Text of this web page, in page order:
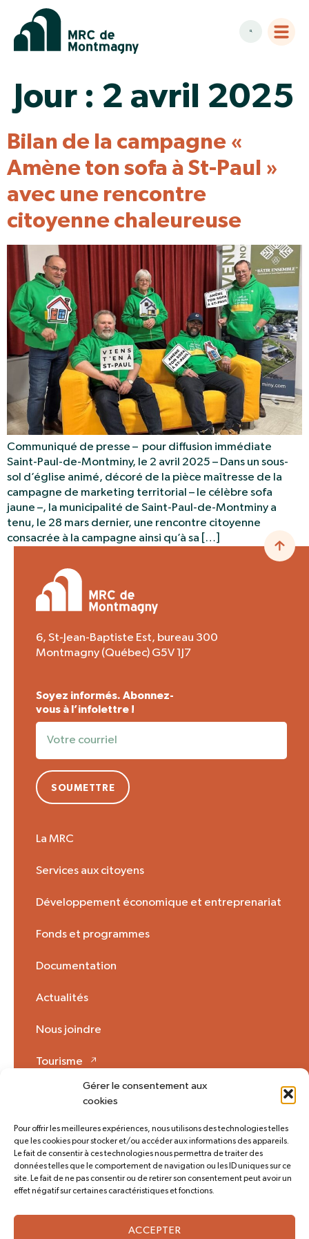
Gérer le consentement aux
cookies
Pour offrir les meilleures expériences, nous utilisons des technologies telles
que les cookies pour stocker et/ou accéder aux informations des appareils.
Le fait de consentir à ces technologies nous permettra de traiter des
données telles que le comportement de navigation ou les ID uniques sur ce
site. Le fait de ne pas consentir ou de retirer son consentement peut avoir un
effet négatif sur certaines caractéristiques et fonctions.
ACCEPTER
Jour : 2 avril 2025
Bilan de la campagne «
Amène ton sofa à St-Paul »
avec une rencontre
citoyenne chaleureuse
Communiqué de presse – pour diffusion immédiate
Saint-Paul-de-Montminy, le 2 avril 2025 – Dans un sous-
sol d’église animé, décoré de la pièce maîtresse de la
campagne de marketing territorial – le célèbre sofa
jaune –, la municipalité de Saint-Paul-de-Montminy a
tenu, le 28 mars dernier, une rencontre citoyenne
consacrée à la campagne ainsi qu’à sa […]
6, St-Jean-Baptiste Est, bureau 300
Montmagny (Québec) G5V 1J7
Soyez informés. Abonnez-
vous à l’infolettre !
SOUMETTRE
La MRC
Services aux citoyens
Développement économique et entreprenariat
Fonds et programmes
Documentation
Actualités
Nous joindre
Tourisme
Plan du site
Accès rapide
Politique de cookies (CA)
Suivez-nous
©2026 MRC Montmagny Tous droits réservés.